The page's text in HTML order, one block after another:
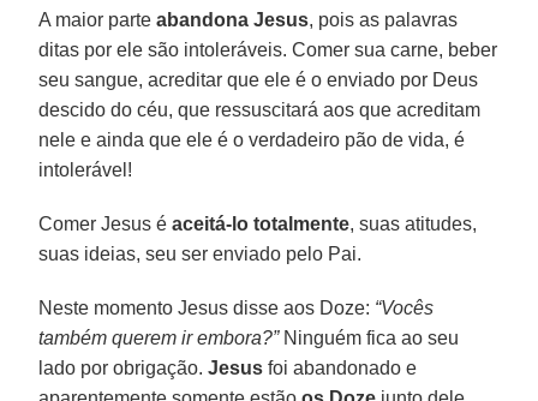
A maior parteabandona Jesus, pois as palavras
ditas por ele são intoleráveis. Comer sua carne, beber
seu sangue, acreditar que ele é o enviado por Deus
descido do céu, que ressuscitará aos que acreditam
nele e ainda que ele é o verdadeiro pão de vida, é
intolerável!
Comer Jesus é aceitá-lo totalmente, suas atitudes,
suas ideias, seu ser enviado pelo Pai.
Neste momento Jesus disse aos Doze: “Vocês
também querem ir embora?”Ninguém fica ao seu
lado por obrigação.Jesus foi abandonado e